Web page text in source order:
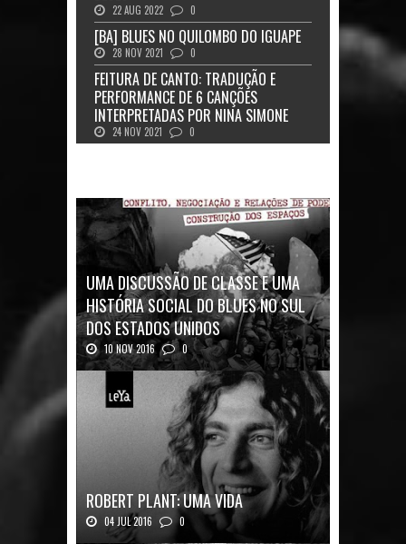
22 AUG 2022 0
[BA] BLUES NO QUILOMBO DO IGUAPE
28 NOV 2021 0
FEITURA DE CANTO: TRADUÇÃO E
PERFORMANCE DE 6 CANÇÕES
INTERPRETADAS POR NINA SIMONE
24 NOV 2021 0
UMA DISCUSSÃO DE CLASSE E UMA
HISTÓRIA SOCIAL DO BLUES NO SUL
DOS ESTADOS UNIDOS
10 NOV 2016 0
Mais uma ótima oportunidade de se
ROBERT PLANT: UMA VIDA
04 JUL 2016 0
Robert Plant, o vocalista do Led Zeppeli...